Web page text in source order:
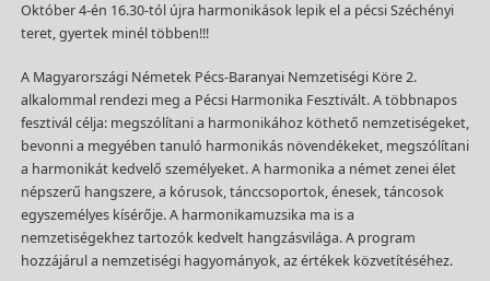
Október 4-én 16.30-tól újra harmonikások lepik el a pécsi Széchényi
teret, gyertek minél többen!!!
A Magyarországi Németek Pécs-Baranyai Nemzetiségi Köre 2.
alkalommal rendezi meg a Pécsi Harmonika Fesztivált. A többnapos
fesztivál célja: megszólítani a harmonikához köthető nemzetiségeket,
bevonni a megyében tanuló harmonikás növendékeket, megszólítani
a harmonikát kedvelő személyeket. A harmonika a német zenei élet
népszerű hangszere, a kórusok, tánccsoportok, énesek, táncosok
egyszemélyes kísérője. A harmonikamuzsika ma is a
nemzetiségekhez tartozók kedvelt hangzásvilága. A program
hozzájárul a nemzetiségi hagyományok, az értékek közvetítéséhez.